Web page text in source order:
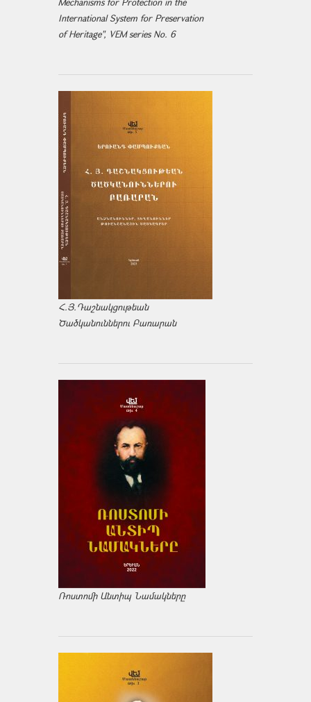
International System for Preservation
of Heritage", VEM series No. 6
Հ.Յ.Դաշնակցութեան
Ծածկանուններու Բառարան
Ռոստոմի Անտիպ Նամակները